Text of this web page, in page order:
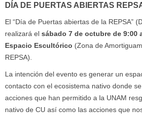
DÍA DE PUERTAS ABIERTAS
El “Día de Puertas abiertas de la REPSA”
realizará el sábado 7 de octubre de 9:00
Espacio Escultórico (Zona de
REPSA).
La intención del evento es generar un
contacto con el ecosistema nativo donde
acciones que han permitido a la UNAM
nativo de CU así como las acciones que